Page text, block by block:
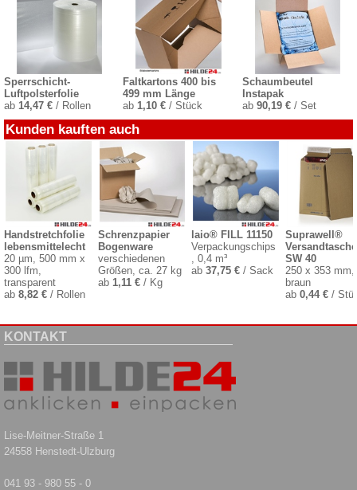
Sperrschicht-
Luftpolsterfolie
ab 14,47 € / Rollen
Faltkartons 400 bis
499 mm Länge
ab1,10 € / Stück
Schaumbeutel
Instapak
ab 90,19 €/ Set
Kunden kauften auch
Handstretchfolie
lebensmittelecht
20 µm, 500 mm x
300 lfm,
transparent
ab 8,82 € / Rollen
Schrenzpapier
Bogenware
verschiedenen
Größen, ca. 27 kg
ab 1,11 €/ Kg
laio® FILL 11150
Verpackungschips
, 0,4 m³
ab37,75 € / Sack
Suprawell®
Versandtasche
SW 40
250 x 353 mm,
braun
ab 0,44 €/
KONTAKT
Lise-Meitner-Straße 1
24558 Henstedt-Ulzburg
041 93 - 980 55 - 0